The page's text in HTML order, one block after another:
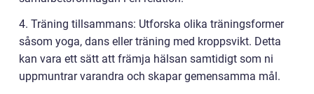
4. Träning tillsammans: Utforska olika träningsformer
såsom yoga, dans eller träning med kroppsvikt. Detta
kan vara ett sätt att främja hälsan samtidigt som ni
uppmuntrar varandra och skapar gemensamma mål.